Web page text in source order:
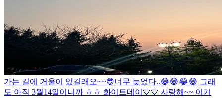
가는 길에 거울이 있길래오~~😎너무 늦었다..😂😂😂😂 그래
도 아직 3월14일이니까 ㅎㅎ 화이트데이💛💛 사랑해~~ 이거